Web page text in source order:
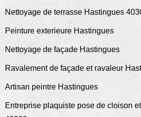
Nettoyage de terrasse Hastingues
Peinture exterieure Hastingues
Nettoyage de façade Hastingues
Ravalement de façade et ravaleur
Artisan peintre Hastingues
Entreprise plaquiste pose de cloison